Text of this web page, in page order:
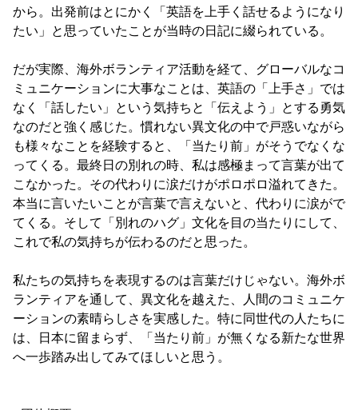
から。出発前はとにかく「英語を上手く話せるようになり
たい」と思っていたことが当時の日記に綴られている。
だが実際、海外ボランティア活動を経て、グローバルなコ
ミュニケーションに大事なことは、英語の「上手さ」では
なく「話したい」という気持ちと「伝えよう」とする勇気
なのだと強く感じた。慣れない異文化の中で戸惑いながら
も様々なことを経験すると、「当たり前」がそうでなくな
ってくる。最終日の別れの時、私は感極まって言葉が出て
こなかった。その代わりに涙だけがポロポロ溢れてきた。
本当に言いたいことが言葉で言えないと、代わりに涙がで
てくる。そして「別れのハグ」文化を目の当たりにして、
これで私の気持ちが伝わるのだと思った。
私たちの気持ちを表現するのは言葉だけじゃない。海外ボ
ランティアを通して、異文化を越えた、人間のコミュニケ
ーションの素晴らしさを実感した。特に同世代の人たちに
は、日本に留まらず、「当たり前」が無くなる新たな世界
へ一歩踏み出してみてほしいと思う。